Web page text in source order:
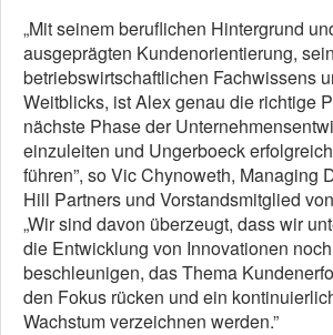
„Mit seinem beruflichen Hintergrund
ausgeprägten Kundenorientierung,
betriebswirtschaftlichen Fachwissens
Weitblicks, ist Alex genau die richtige
nächste Phase der
einzuleiten und Ungerboeck
führen”, so Vic Chynoweth, Managing
Hill Partners und Vorstandsmitglied
„Wir sind davon überzeugt, dass wir
die Entwicklung von Innovationen
beschleunigen, das Thema
den Fokus rücken und ein
Wachstum verzeichnen werden.”